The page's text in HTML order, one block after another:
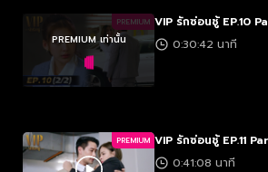
PREMIUM
PREMIUM เท่านั้น
VIP รักซ่อนชู้ EP.10
0:30:42 นาที
PREMIUM VIP รักซ่อนชู้ EP.11
0:41:08 นาที